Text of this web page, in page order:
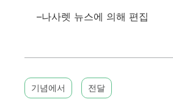
–나사렛 뉴스에 의해 편집
기념에서 전달